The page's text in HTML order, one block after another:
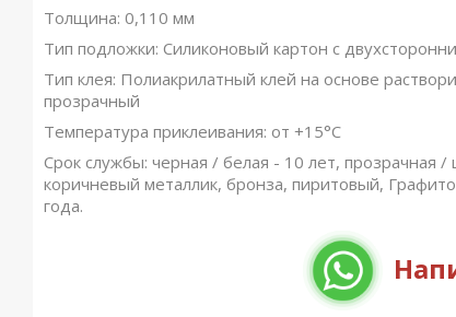
Толщина: 0,110 мм
Тип подложки: Силиконовый картон с
Тип клея: Полиакрилатный клей на основе
прозрачный
Температура приклеивания: от +15°C
Срок службы: черная / белая - 10 лет, прозрачная
коричневый металлик, бронза, пиритовый,
года.